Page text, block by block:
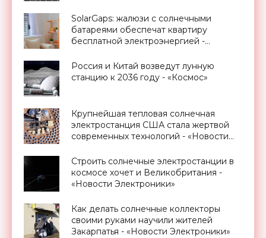
Электроники»
SolarGaps: жалюзи с солнечными
батареями обеспечат квартиру
бесплатной электроэнергией -
Россия и Китай возведут лунную
станцию к 2036 году - «Космос»
Крупнейшая тепловая солнечная
электростанция США стала жертвой
современных технологий - «Новости
Строить солнечные электростанции в
космосе хочет и Великобритания -
«Новости Электроники»
Как делать солнечные коллекторы
своими руками научили жителей
Закарпатья - «Новости Электроники»